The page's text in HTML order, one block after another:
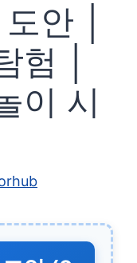
안 │
험 │
이 시